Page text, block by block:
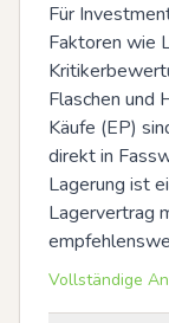
Für
Faktoren wie
Flaschen und
Käufe (EP)
direkt in
Lagerung ist
Lagervertrag
Vollständige